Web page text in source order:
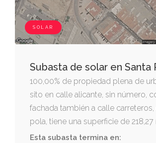
SOLAR
Subasta de solar en Santa
100,00% de propiedad plena de
sito en calle alicante, sin número,
fachada también a calle carreteros,
pola, tiene una superficie de 218,27
linda: sur, calle alicante, norte, calle
Esta subasta termina en: